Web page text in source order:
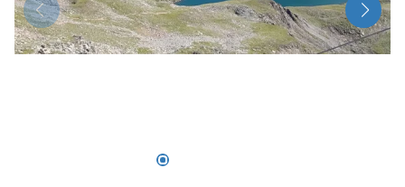
Sie befinden sich in: